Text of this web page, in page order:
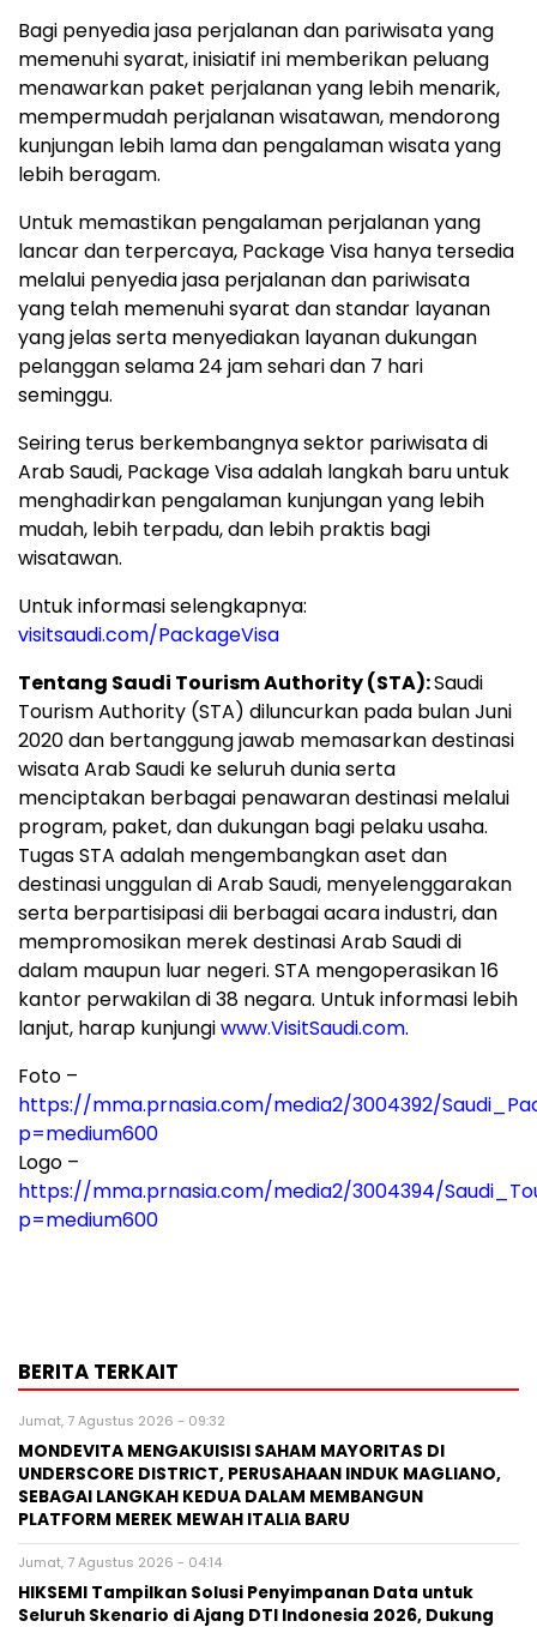
Bagi penyedia jasa perjalanan dan pariwisata yang
memenuhi syarat, inisiatif ini memberikan peluang
menawarkan paket perjalanan yang lebih menarik,
mempermudah perjalanan wisatawan, mendorong
kunjungan lebih lama dan pengalaman wisata yang
lebih beragam.
Untuk memastikan pengalaman perjalanan yang
lancar dan terpercaya, Package Visa hanya tersedia
melalui penyedia jasa perjalanan dan pariwisata
yang telah memenuhi syarat dan standar layanan
yang jelas serta menyediakan layanan dukungan
pelanggan selama 24 jam sehari dan 7 hari
seminggu.
Seiring terus berkembangnya sektor pariwisata di
Arab Saudi, Package Visa adalah langkah baru untuk
menghadirkan pengalaman kunjungan yang lebih
mudah, lebih terpadu, dan lebih praktis bagi
wisatawan.
Untuk informasi selengkapnya:
visitsaudi.com/PackageVisa
Tentang Saudi Tourism Authority (STA):Saudi
Tourism Authority (STA) diluncurkan pada bulan Juni
2020 dan bertanggung jawab memasarkan destinasi
wisata Arab Saudi ke seluruh dunia serta
menciptakan berbagai penawaran destinasi melalui
program, paket, dan dukungan bagi pelaku usaha.
Tugas STA adalah mengembangkan aset dan
destinasi unggulan di Arab Saudi, menyelenggarakan
serta berpartisipasi dii berbagai acara industri, dan
mempromosikan merek destinasi Arab Saudi di
dalam maupun luar negeri. STA mengoperasikan 16
kantor perwakilan di 38 negara. Untuk informasi lebih
lanjut, harap kunjungiwww.VisitSaudi.com.
Foto –
https://mma.prnasia.com/media2/3004392/
p=medium600
Logo –
https://mma.prnasia.com/media2/3004394/
p=medium600
BERITA TERKAIT
Jumat, 7 Agustus 2026 - 09:32
MONDEVITA MENGAKUISISI SAHAM MAYORITAS DI
UNDERSCORE DISTRICT, PERUSAHAAN INDUK MAGLIANO,
SEBAGAI LANGKAH KEDUA DALAM MEMBANGUN
PLATFORM MEREK MEWAH ITALIA BARU
Jumat, 7 Agustus 2026 - 04:14
HIKSEMI Tampilkan Solusi Penyimpanan Data untuk
Seluruh Skenario di Ajang DTI Indonesia 2026, Dukung